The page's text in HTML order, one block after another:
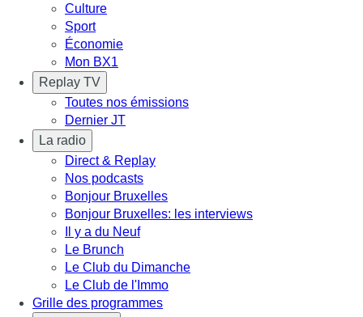
Culture
Sport
Économie
Mon BX1
Replay TV
Toutes nos émissions
Dernier JT
La radio
Direct & Replay
Nos podcasts
Bonjour Bruxelles
Bonjour Bruxelles: les interviews
Il y a du Neuf
Le Brunch
Le Club du Dimanche
Le Club de l'Immo
Grille des programmes